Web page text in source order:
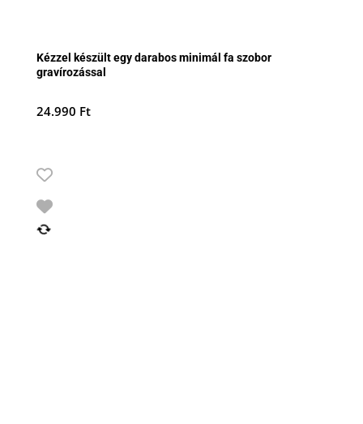
Kézzel készült egy darabos minimál fa szobor
gravírozással
24.990 Ft